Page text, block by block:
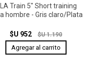
Train 5" Short training
hombre - Gris claro/Plata
$U 952 $U 1.190